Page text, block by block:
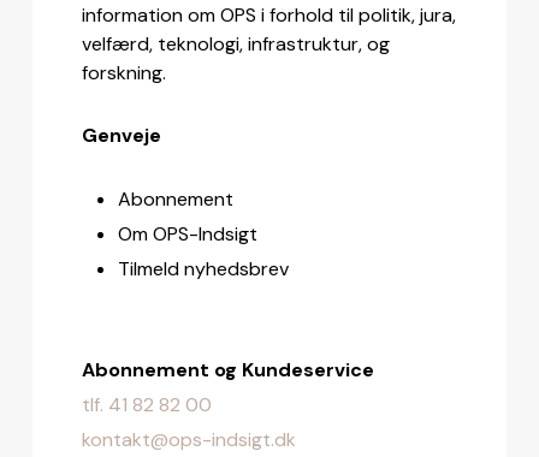
information om OPS i forhold til politik, jura,
velfærd, teknologi, infrastruktur, og
forskning.
Genveje
Abonnement
Om OPS-Indsigt
Tilmeld nyhedsbrev
Abonnement og Kundeservice
tlf. 41 82 82 00
kontakt@ops-indsigt.dk